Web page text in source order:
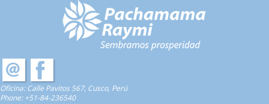
Oficina: Calle Pavitos 567, Cusco, Perú
Phone: +51-84-236540